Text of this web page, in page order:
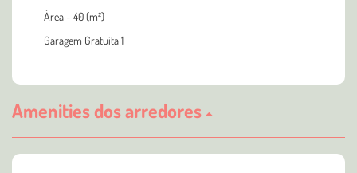
Área - 40 (m²)
Garagem Gratuita 1
Amenities dos arredores